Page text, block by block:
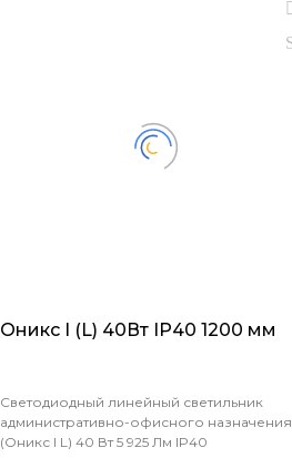
Оникс I (L) 40Вт IP40 1200 мм
Светодиодный линейный светильник
административно-офисного назначения
(Оникс I L) 40 Вт 5 925 Лм IP40